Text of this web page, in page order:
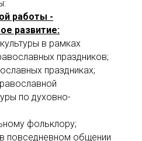
работы -
развитие:
в рамках
праздников;
праздниках;
по духовно-
фольклору;
повседневном общении